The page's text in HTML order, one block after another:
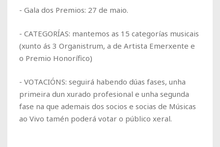
- Gala dos Premios: 27 de maio.
- CATEGORÍAS: mantemos as 15 categorías musicais
(xunto ás 3 Organistrum, a de Artista Emerxente e
o Premio Honorífico)
- VOTACIÓNS: seguirá habendo dúas fases, unha
primeira dun xurado profesional e unha segunda
fase na que ademais dos socios e socias de Músicas
ao Vivo tamén poderá votar o público xeral.